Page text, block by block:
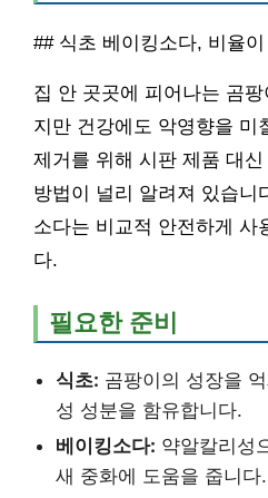
## 식초 베이킹소다, 비율
집 안 곳곳에 피어나는 곰
지만 건강에도 악영향을 미
제거를 위해 시판 제품 대
방법이 널리 알려져 있습니
소다는 비교적 안전하게 사
다.
필요한 준비
식초: 곰팡이의 성장을
성 성분을 함유합니다.
베이킹소다: 약알칼리성
새 중화에 도움을 줍니다.